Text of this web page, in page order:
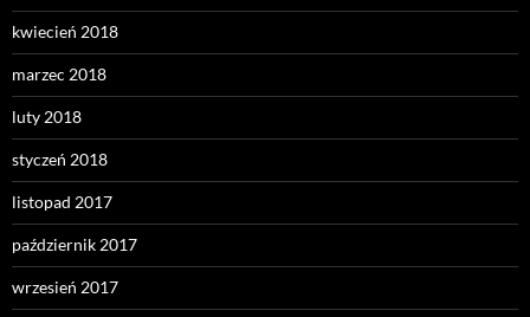
kwiecień 2018
marzec 2018
luty 2018
styczeń 2018
listopad 2017
październik 2017
wrzesień 2017